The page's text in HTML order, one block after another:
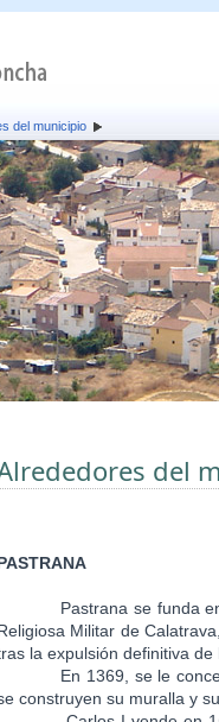
del municipio
del
Pastrana se funda
Militar de
la expulsión definitiva de
En 1369, se le concede
construyen su muralla y